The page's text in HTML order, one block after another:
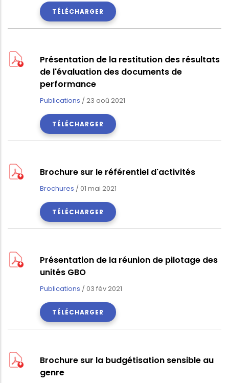
TÉLÉCHARGER
Présentation de la restitution des résultats
de l'évaluation des documents de
performance
Publications /23 aoû 2021
TÉLÉCHARGER
Brochure sur le référentiel d'activités
Brochures / 01 mai 2021
TÉLÉCHARGER
Présentation de la réunion de pilotage des
unités GBO
Publications / 03 fév 2021
TÉLÉCHARGER
Brochure sur la budgétisation sensible au
genre